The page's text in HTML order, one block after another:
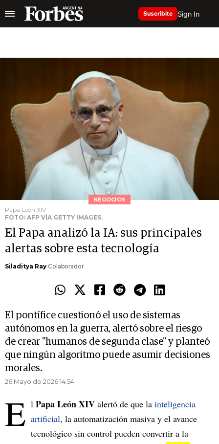
Suscribite Sign In
NEGOCIOS
Papa León XIV
FOTO: AFP VÍA GETTY IMAGES.
El Papa analizó la IA: sus principales
alertas sobre esta tecnología
Siladitya Ray Colaborador
El pontífice cuestionó el uso de sistemas
autónomos en la guerra, alertó sobre el riesgo
de crear "humanos de segunda clase" y planteó
que ningún algoritmo puede asumir decisiones
morales.
26 Mayo de 2026 14.54
E l Papa León XIV alertó de que la inteligencia
artificial, la automatización masiva y el avance
tecnológico sin control pueden convertir a la